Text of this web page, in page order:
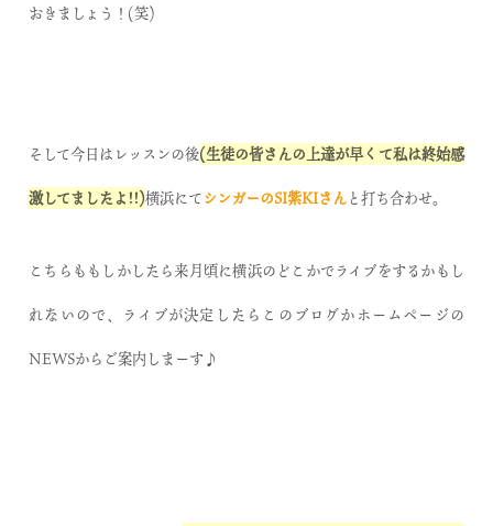
おきましょう！(笑)
そして今日はレッスンの後(生徒の皆さんの上達が早くて私は終始感
激してましたよ!!)横浜にてシンガーのSI紫KIさんと打ち合わせ。
こちらももしかしたら来月頃に横浜のどこかでライブをするかもし
れないので、ライブが決定したらこのブログかホームページの
NEWSからご案内しまーす♪